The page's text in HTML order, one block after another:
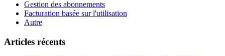
Gestion des abonnements
Facturation basée sur l'utilisation
Autre
Articles récents